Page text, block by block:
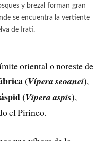
y brezal forman gran
se encuentra la vertiente
de Irati.
oriental o noreste de
(Vípera seoanei),
(Vipera aspis),
el Pirineo.